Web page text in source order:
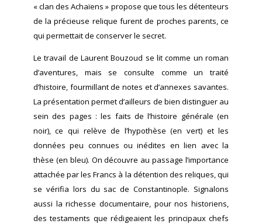
« clan des Achaïens » propose que tous les détenteurs
de la précieuse relique furent de proches parents, ce
qui permettait de conserver le secret.
Le travail de Laurent Bouzoud se lit comme un roman
d’aventures, mais se consulte comme un traité
d’histoire, fourmillant de notes et d’annexes savantes.
La présentation permet d’ailleurs de bien distinguer au
sein des pages : les faits de l’histoire générale (en
noir), ce qui relève de l’hypothèse (en vert) et les
données peu connues ou inédites en lien avec la
thèse (en bleu). On découvre au passage l’importance
attachée par les Francs à la détention des reliques, qui
se vérifia lors du sac de Constantinople. Signalons
aussi la richesse documentaire, pour nos historiens,
des testaments que rédigeaient les principaux chefs